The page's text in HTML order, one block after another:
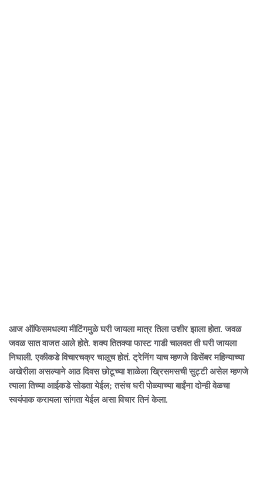
आज ऑफिसमधल्या मीटिंगमुळे घरी जायला मात्र तिला उशीर झाला होता. जवळ
जवळ सात वाजत आले होते. शक्य तितक्या फास्ट गाडी चालवत ती घरी जायला
निघाली. एकीकडे विचारचक्र चालूच होतं. ट्रेनिंग याच म्हणजे डिसेंबर महिन्याच्या
अखेरीला असल्याने आठ दिवस छोटूच्या शाळेला ख्रिसमसची सुट्टी असेल म्हणजे
त्याला तिच्या आईकडे सोडता येईल; तसंच घरी पोळ्याच्या बाईंना दोन्ही वेळचा
स्वयंपाक करायला सांगता येईल असा विचार तिनं केला.